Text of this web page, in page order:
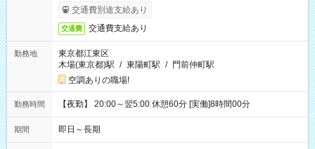
合）交通費別途支給あり
交通費 交通費支給あり
勤務地
東京都江東区
木場(東京都)駅 / 東陽町駅 / 門前仲町駅
空調ありの職場!
勤務時間 【夜勤】 20:00～翌5:00 休憩60分 [実働]8時間00分
期間 即日～長期